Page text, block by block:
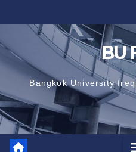
to
content
BU
Bangkok University